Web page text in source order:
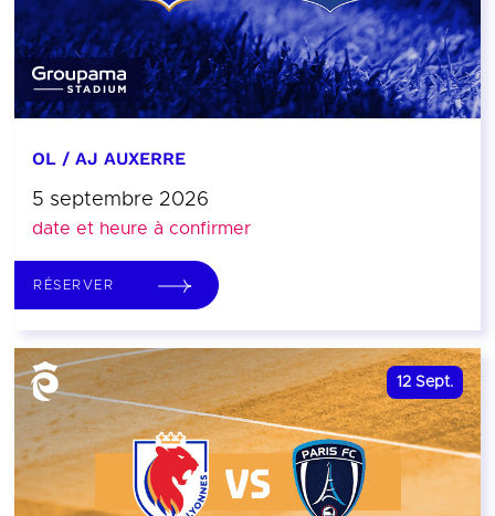
OL / AJ AUXERRE
5 septembre 2026
date et heure à confirmer
RÉSERVER
12 Sept.